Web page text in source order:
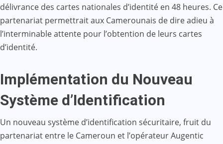
délivrance des cartes nationales d’identité en 48 heures. Ce
partenariat permettrait aux Camerounais de dire adieu à
l’interminable attente pour l’obtention de leurs cartes
d’identité.
Implémentation du Nouveau
Système d’Identification
Un nouveau système d’identification sécuritaire, fruit du
partenariat entre le Cameroun et l’opérateur Augentic